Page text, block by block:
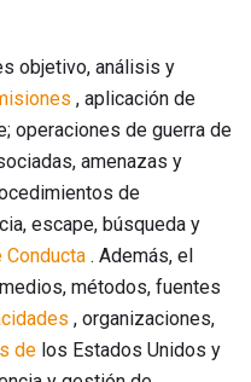
objetivo, análisis y
, aplicación de
operaciones de guerra de
amenazas y
de
escape, búsqueda y
Conducta . Además, el
métodos, fuentes
, organizaciones,
de los Estados Unidos y